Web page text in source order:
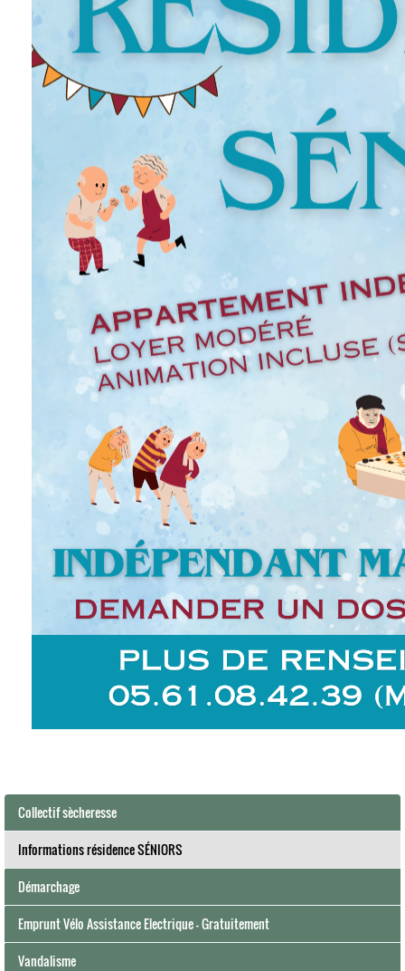
Collectif sècheresse
Informations résidence SÉNIORS
Démarchage
Emprunt Vélo Assistance Electrique - Gratuitement
Vandalisme